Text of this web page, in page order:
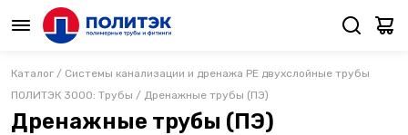
Каталог / Системы канализации и дренажа PE двухслойные трубы
ПОЛИТЭК 3000: Трубы / Дренажные трубы (ПЭ)
Дренажные трубы (ПЭ)